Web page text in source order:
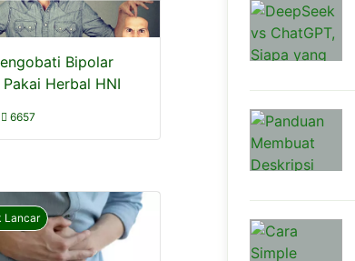
Bipolar
Herbal HNI
6657
Lancar